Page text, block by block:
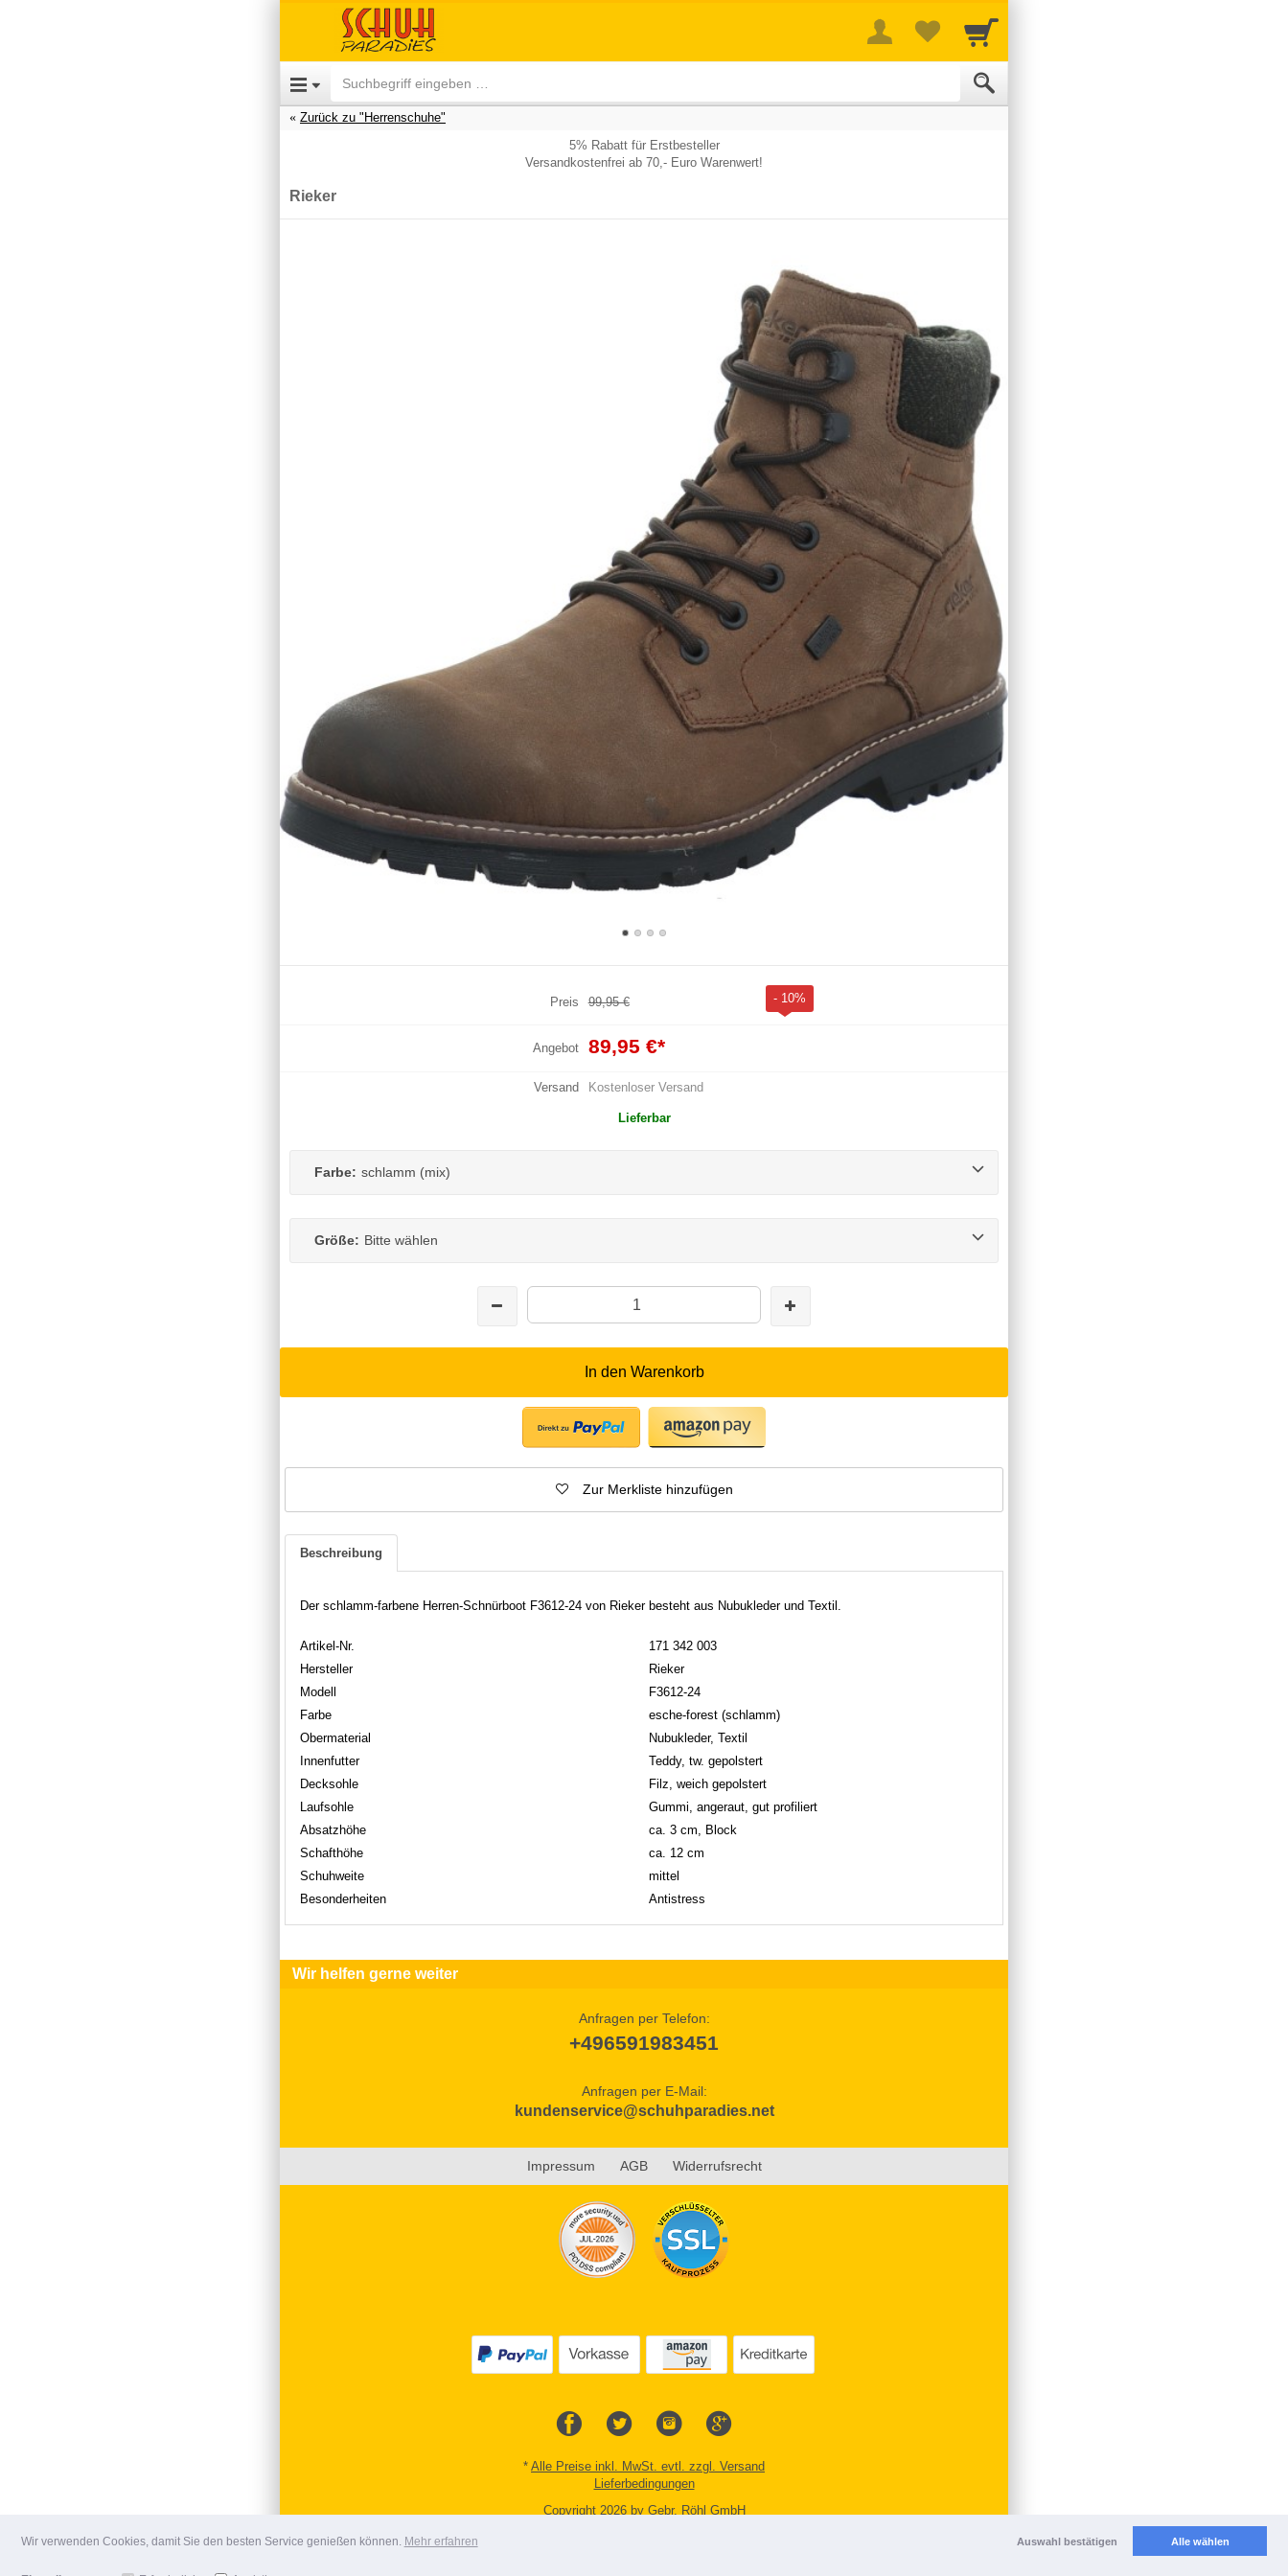
Wir verwenden Cookies, damit Sie den besten Service genießen können. Mehr erfahren Auswahl bestätigen Alle wählen
Zurück zu "Herrenschuhe"
5% Rabatt für Erstbesteller
Versandkostenfrei ab 70,- Euro Warenwert!
Rieker
Preis 99,95 € - 10%
Angebot 89,95 €*
Versand Kostenloser Versand
Lieferbar
Farbe: schlamm (mix)
Größe: Bitte wählen
In den Warenkorb
Zur Merkliste hinzufügen
Beschreibung
Der schlamm-farbene Herren-Schnürboot F3612-24 von Rieker besteht aus Nubukleder und Textil.
Artikel-Nr.
171 342 003
Hersteller
Rieker
Modell
F3612-24
Farbe
esche-forest (schlamm)
Obermaterial
Nubukleder, Textil
Innenfutter
Teddy, tw. gepolstert
Decksohle
Filz, weich gepolstert
Laufsohle
Gummi, angeraut, gut profiliert
Absatzhöhe
ca. 3 cm, Block
Schafthöhe
ca. 12 cm
Schuhweite
mittel
Besonderheiten
Antistress
Wir helfen gerne weiter
Anfragen per Telefon:
+496591983451
Anfragen per E-Mail:
kundenservice@schuhparadies.net
Impressum AGB Widerrufsrecht
* Alle Preise inkl. MwSt. evtl. zzgl. Versand
Lieferbedingungen
Copyright 2026 by Gebr. Röhl GmbH